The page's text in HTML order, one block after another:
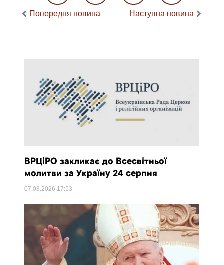
Попередня новина Наступна новина
ВРЦіРО закликає до Всесвітньої
молитви за Україну 24 серпня
07.08.2026 17:53